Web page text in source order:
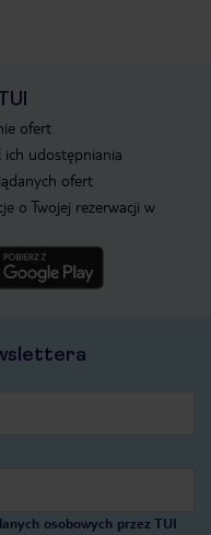
ofert
udostępniania
ofert
o Twojej rezerwacji w
osobowych przez TUI